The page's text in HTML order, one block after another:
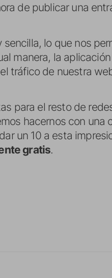
de publicar una
lo que nos
manera, la
tráfico de nuestra
para el resto de
hacernos con una
un 10 a esta
gratis.